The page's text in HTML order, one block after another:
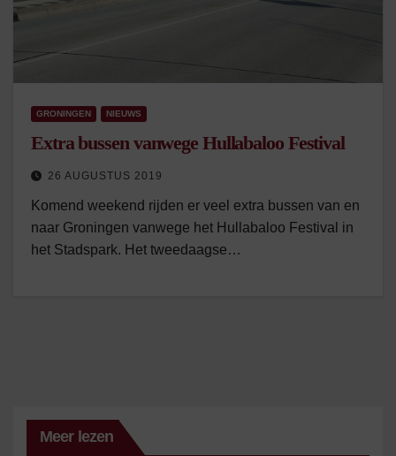
GRONINGEN NIEUWS
Extra bussen vanwege Hullabaloo Festival
26 AUGUSTUS 2019
Komend weekend rijden er veel extra bussen van en
naar Groningen vanwege het Hullabaloo Festival in
het Stadspark. Het tweedaagse…
Meer lezen